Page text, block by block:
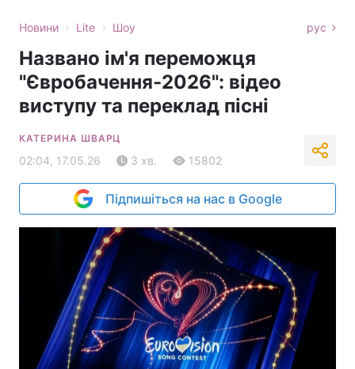
Новини › Lite › Шоу рус
Названо ім'я переможця
"Євробачення-2026": відео
виступу та переклад пісні
КАТЕРИНА ШВАРЦ
02:04, 17.05.26 3 хв. 15802
Підпишіться на нас в Google